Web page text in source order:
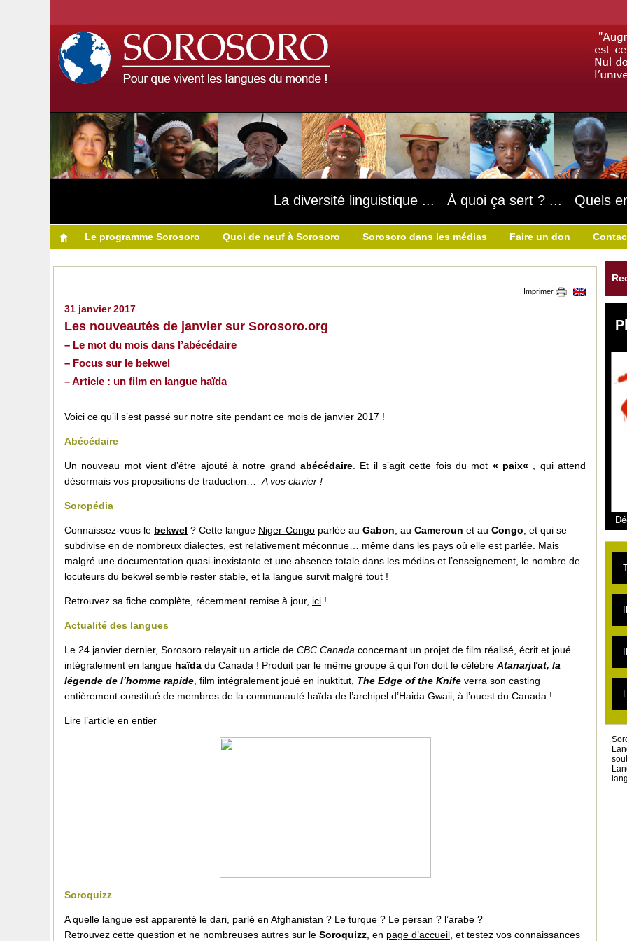
La diversité linguistique ... À quoi ça sert ? ... Quels
Le programme Sorosoro Quoi de neuf à Sorosoro Sorosoro dans les médias Faire un don
Imprimer |
31 janvier 2017
Les nouveautés de janvier sur Sorosoro.org
– Le mot du mois dans l’abécédaire
– Focus sur le bekwel
– Article : un film en langue haïda
Voici ce qu’il s’est passé sur notre site pendant ce mois de janvier 2017 !
Abécédaire
Un nouveau mot vient d’être ajouté à notre grand abécédaire . Et il s’agit cette fois du mot « paix«
, qui attend
désormais vos propositions de traduction… A vos clavier !
Soropédia
Connaissez-vous le bekwel ? Cette langue Niger-Congo parlée au Gabon , au Cameroun et au Congo , et qui se
subdivise en de nombreux dialectes, est relativement méconnue… même dans les pays où elle est parlée. Mais
malgré une documentation quasi-inexistante et une absence totale dans les médias et l’enseignement, le nombre de
locuteurs du bekwel semble rester stable, et la langue survit malgré tout !
Retrouvez sa fiche complète, récemment remise à jour, ici !
Actualité des langues
Le 24 janvier dernier, Sorosoro relayait un article de CBC Canada concernant un projet de film réalisé, écrit et joué
intégralement en langue haïda du Canada ! Produit par le même groupe à qui l’on doit le célèbre Atanarjuat, la
légende de l’homme rapide , film intégralement joué en inuktitut, The Edge of the Knife verra son casting
entièrement constitué de membres de la communauté haïda de l’archipel d’Haida Gwaii, à l’ouest du Canada !
Lire l’article en entier
Soroquizz
A quelle langue est apparenté le dari, parlé en Afghanistan ? Le turque ? Le persan ? l’arabe ?
Retrouvez cette question et ne nombreuses autres sur le Soroquizz , en page d’accueil , et testez vos connaissances